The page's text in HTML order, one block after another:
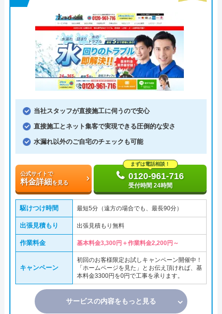
当社スタッフが直接施工に伺うので安心
直接施工とネット集客で実現できる圧倒的な安さ
水漏れ以外のご自宅のチェックも可能
公式サイトで
料金詳細を見る
まずは電話相談！
0120-961-716
受付時間 24時間
駆けつけ時間 最短5分（遠方の場合でも、最長90分）
出張見積もり 出張見積もり無料
作業料金 基本料金3,300円＋作業料金2,200円～
キャンペーン
初回のお客様限定お試しキャンペーン開催中！
「ホームページを見た」とお伝え頂ければ、基
本料金3300円を0円で工事を承ります。
サービスの内容をもっと見る